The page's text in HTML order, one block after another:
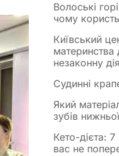
Волоські
чому
Київський
материнства
незаконну
Судинні
Який
зубів
Кето-дієта:
вас не